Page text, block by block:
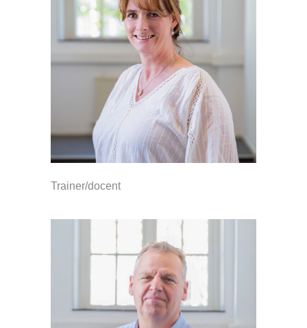
Trainer/docent